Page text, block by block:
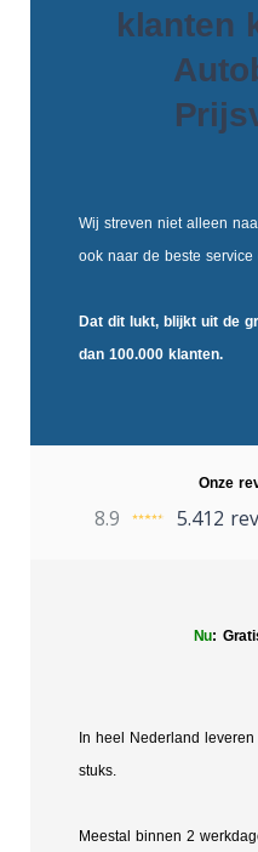
klanten
Wij streven niet alleen
ook naar de beste service
Dat dit lukt, blijkt uit de
dan 100.000 klanten.
Onze
8.9 5.412
Nu:
In heel Nederland
stuks.
Meestal binnen 2